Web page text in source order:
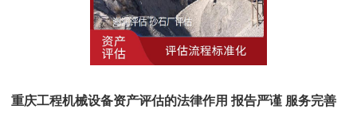
重庆工程机械设备资产评估的法律作用 报告严谨 服务完善